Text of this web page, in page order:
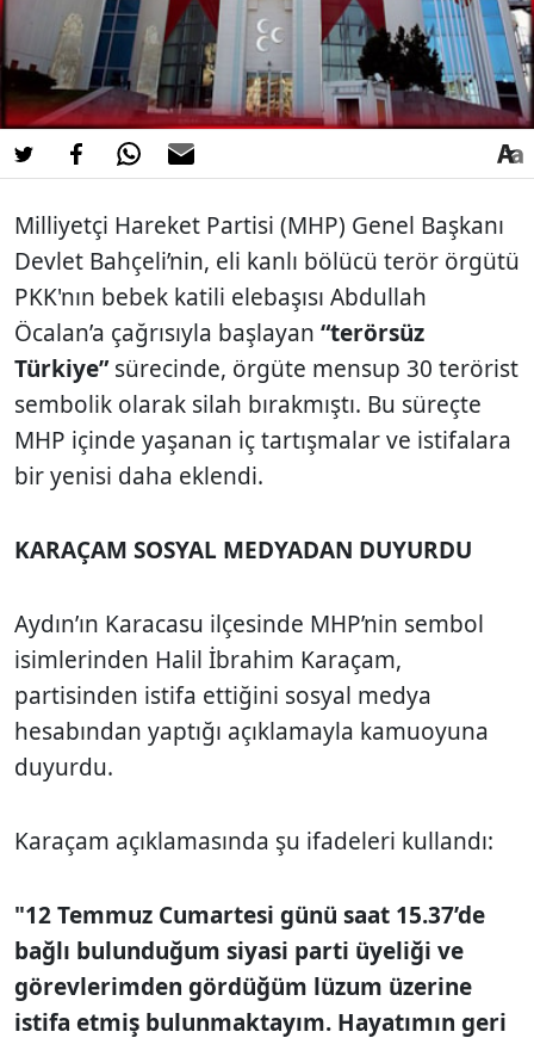
Milliyetçi Hareket Partisi (MHP) Genel Başkanı
Devlet Bahçeli’nin, eli kanlı bölücü terör örgütü
PKK'nın bebek katili elebaşısı Abdullah
Öcalan’a çağrısıyla başlayan “terörsüz
Türkiye”sürecinde, örgüte mensup 30 terörist
sembolik olarak silah bırakmıştı. Bu süreçte
MHP içinde yaşanan iç tartışmalar ve istifalara
bir yenisi daha eklendi.
KARAÇAM SOSYAL MEDYADAN DUYURDU
Aydın’ın Karacasu ilçesinde MHP’nin sembol
isimlerinden Halil İbrahim Karaçam,
partisinden istifa ettiğini sosyal medya
hesabından yaptığı açıklamayla kamuoyuna
duyurdu.
Karaçam açıklamasında şu ifadeleri kullandı:
"12 Temmuz Cumartesi günü saat 15.37’de
bağlı bulunduğum siyasi parti üyeliği ve
görevlerimden gördüğüm lüzum üzerine
istifa etmiş bulunmaktayım. Hayatımın geri